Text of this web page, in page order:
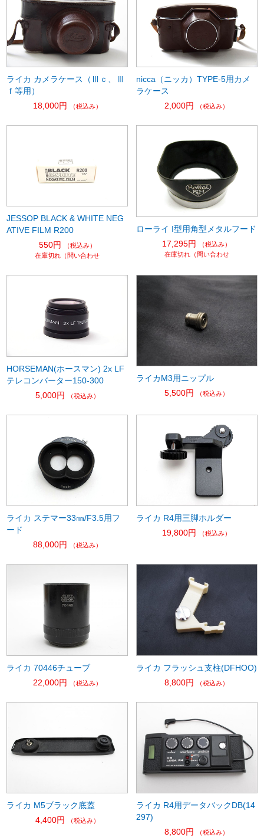
ライカ カメラケース（Ⅲｃ、Ⅲ
ｆ等用）
18,000円
（税込み）
nicca（ニッカ）TYPE-5用カメ
ラケース
2,000円
（税込み）
JESSOP BLACK & WHITE NEG
ATIVE FILM R200
550円
（税込み）
在庫切れ（問い合わせ
ローライ I型用角型メタルフード
17,295円
（税込み）
在庫切れ（問い合わせ
HORSEMAN(ホースマン) 2x LF
テレコンバーター150-300
5,000円
（税込み）
ライカM3用ニップル
5,500円
（税込み）
ライカ ステマー33㎜/F3.5用フ
ード
88,000円
（税込み）
ライカ R4用三脚ホルダー
19,800円
（税込み）
ライカ 70446チューブ
22,000円
（税込み）
ライカ フラッシュ支柱(DFHOO)
8,800円
（税込み）
ライカ M5ブラック底蓋
4,400円
（税込み）
ライカ R4用データバックDB(14
297)
8,800円
（税込み）